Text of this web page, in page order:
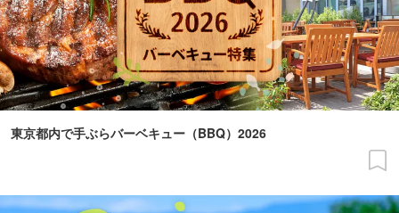
東京都内で手ぶらバーベキュー（BBQ）2026